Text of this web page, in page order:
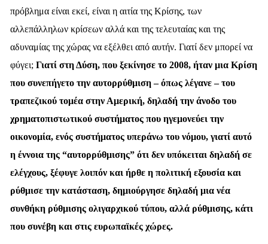
πρόβλημα είναι εκεί, είναι η αιτία της Κρίσης, των
αλλεπάλληλων κρίσεων αλλά και της τελευταίας και της
αδυναμίας της χώρας να εξέλθει από αυτήν. Γιατί δεν μπορεί να
φύγει; Γιατί στη Δύση, που ξεκίνησε το 2008, ήταν μια Κρίση
που συνεπήγετο την αυτορρύθμιση – όπως λέγανε – του
τραπεζικού τομέα στην Αμερική, δηλαδή την άνοδο του
χρηματοπιστωτικού συστήματος που ηγεμονεύει την
οικονομία, ενός συστήματος υπεράνω του νόμου, γιατί αυτό
η έννοια της “αυτορρύθμισης” ότι δεν υπόκειται δηλαδή σε
ελέγχους, ξέφυγε λοιπόν και ήρθε η πολιτική εξουσία και
ρύθμισε την κατάσταση, δημιούργησε δηλαδή μια νέα
συνθήκη ρύθμισης ολιγαρχικού τύπου, αλλά ρύθμισης, κάτι
που συνέβη και στις ευρωπαϊκές χώρες.